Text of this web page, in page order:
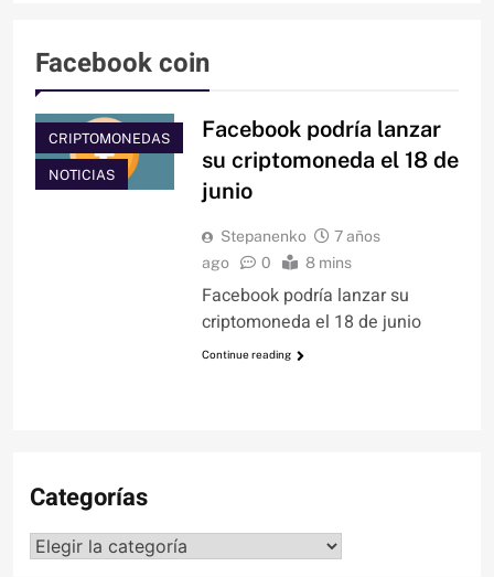
Facebook coin
CRIPTOMONEDAS
NOTICIAS
Facebook podría lanzar
su criptomoneda el 18 de
junio
Stepanenko
7 años
ago
0 8 mins
Facebook podría lanzar su
criptomoneda el 18 de junio
Continue reading
Categorías
Categorías